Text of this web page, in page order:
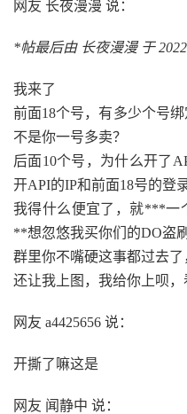
网友 长夜漫漫 说：
*帖最后由 长夜漫漫 于
我来了
前面18个号，有多少个号
不是你一号多卖？
后面10个号，为什么开了
开API的IP和前面18号的登
我得什么便宜了，就***一
**想忽悠我买你们的DO盗
群里你不嘴硬这事都过去了
还让我上图，我给你上呗，
网友 a4425656 说：
开撕了嘛这是
网友 闻静中 说：